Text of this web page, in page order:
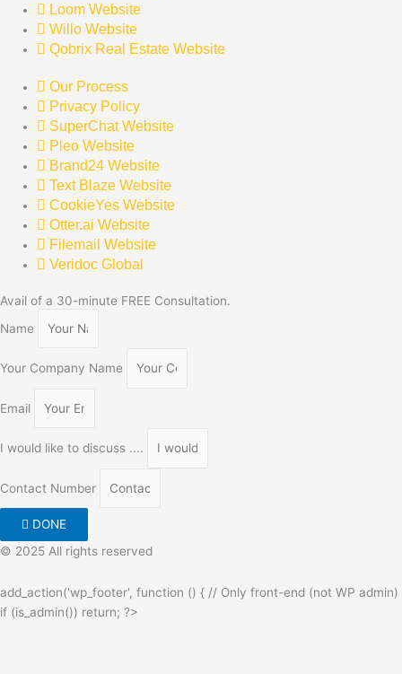
Loom Website
Willo Website
Qobrix Real Estate Website
Our Process
Privacy Policy
SuperChat Website
Pleo Website
Brand24 Website
Text Blaze Website
CookieYes Website
Otter.ai Website
Filemail Website
Veridoc Global
Avail of a 30-minute FREE Consultation.
Name
Your Company Name
Email
I would like to discuss ....
Contact Number
DONE
© 2025 All rights reserved
add_action('wp_footer', function () { // Only front-end (not WP admin)
if (is_admin()) return; ?>